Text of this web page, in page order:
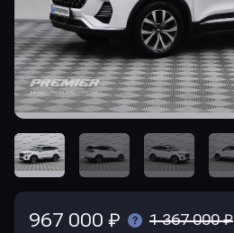
967 000 ₽ 1 367 000 ₽